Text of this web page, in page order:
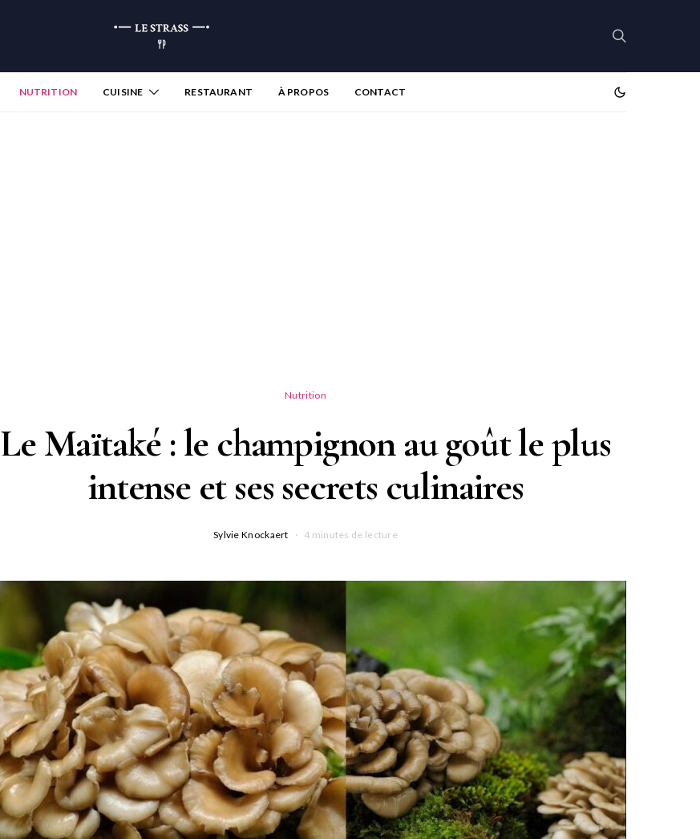
NUTRITION CUISINE RESTAURANT À PROPOS CONTACT
Nutrition
Le Maïtaké : le champignon au goût le plus
intense et ses secrets culinaires
Sylvie Knockaert 4 minutes de lecture